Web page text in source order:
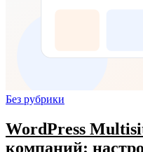
Без рубрики
WordPress
компаний: